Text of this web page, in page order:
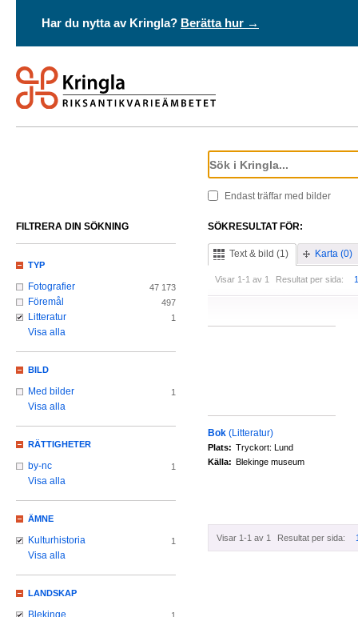
Har du nytta av Kringla? Berätta hur →
Endast träffar med bilder
SÖKRESULTAT FÖR:
Text & bild (1) Karta (0)
Visar 1-1 av 1 Resultat per sida:
Bok (Litteratur)
Plats: Tryckort: Lund
Källa: Blekinge museum
Visar 1-1 av 1 Resultat per sida:
FILTRERA DIN SÖKNING
TYP
Fotografier 47 173
Föremål 497
Litteratur 1
Visa alla
BILD
Med bilder 1
Visa alla
RÄTTIGHETER
by-nc 1
Visa alla
ÄMNE
Kulturhistoria 1
Visa alla
LANDSKAP
Blekinge